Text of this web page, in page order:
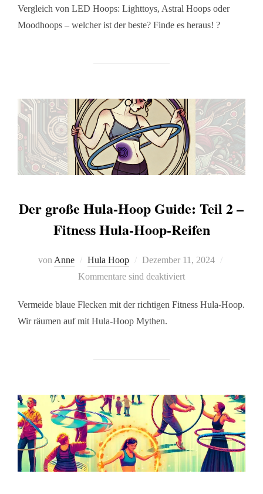
Vergleich von LED Hoops: Lighttoys, Astral Hoops oder
Moodhoops – welcher ist der beste? Finde es heraus! ?
Der große Hula-Hoop Guide: Teil 2 –
Fitness Hula-Hoop-Reifen
vonAnne Hula Hoop
Dezember 11, 2024
Kommentare sind deaktiviert
Vermeide blaue Flecken mit der richtigen Fitness Hula-Hoop.
Wir räumen auf mit Hula-Hoop Mythen.